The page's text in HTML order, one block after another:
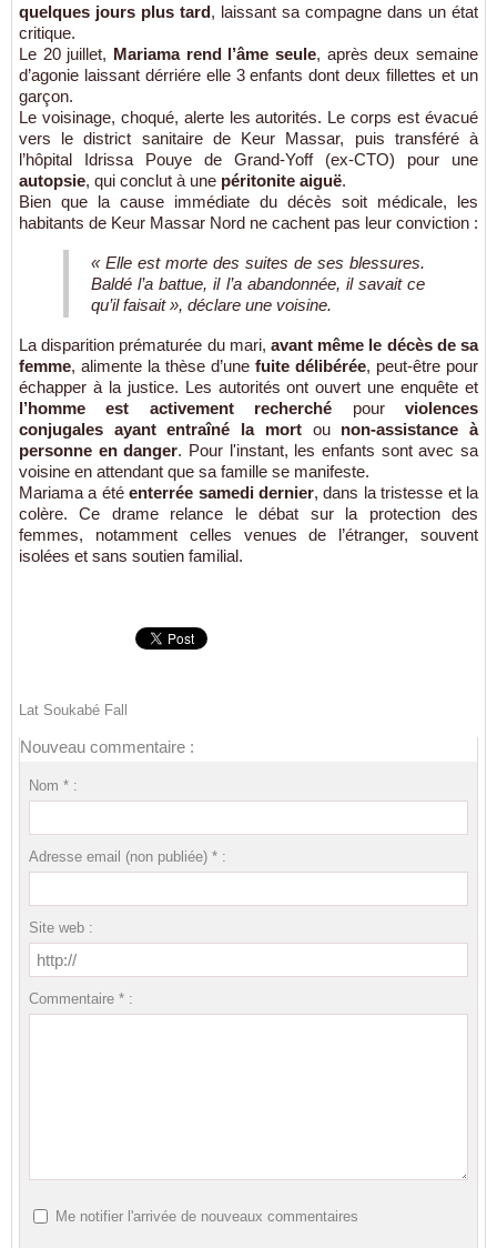
quelques jours plus tard, laissant sa compagne dans un état
critique.
Le 20 juillet, Mariama rend l’âme seule, après deux semaine
d’agonie laissant dérriére elle 3 enfants dont deux fillettes et un
garçon.
Le voisinage, choqué, alerte les autorités. Le corps est évacué
vers le district sanitaire de Keur Massar, puis transféré à
l’hôpital Idrissa Pouye de Grand-Yoff (ex-CTO) pour une
autopsie, qui conclut à une péritonite aiguë.
Bien que la cause immédiate du décès soit médicale, les
habitants de Keur Massar Nord ne cachent pas leur conviction :
« Elle est morte des suites de ses blessures.
Baldé l’a battue, il l’a abandonnée, il savait ce
qu’il faisait », déclare une voisine.
La disparition prématurée du mari, avant même le décès de sa
femme, alimente la thèse d’une fuite délibérée, peut-être pour
échapper à la justice. Les autorités ont ouvert une enquête et
l’homme est activement recherché pourviolences
conjugales ayant entraîné la mortou non-assistance à
personne en danger. Pour l'instant, les enfants sont avec sa
voisine en attendant que sa famille se manifeste.
Mariama a étéenterrée samedi dernier, dans la tristesse et la
colère. Ce drame relance le débat sur la protection des
femmes, notamment celles venues de l’étranger, souvent
isolées et sans soutien familial.
Lat Soukabé Fall
Nouveau commentaire :
Nom * :
Adresse email (non publiée) * :
Site web :
Commentaire * :
Me notifier l'arrivée de nouveaux commentaires